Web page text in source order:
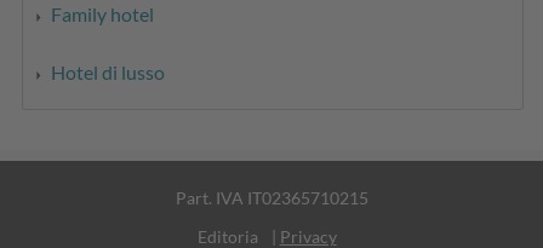
Family hotel
Hotel di lusso
Part. IVA IT02365710215
Editoria
| Privacy